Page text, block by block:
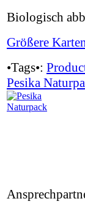
Biologisch
Größere
•Tags•:
Pesika